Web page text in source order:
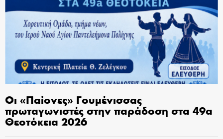
Οι «Παίονες» Γουμένισσας
πρωταγωνιστές στην παράδοση στα 49α
Θεοτόκεια 2026